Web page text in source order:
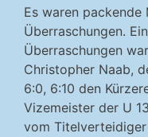
Es waren packende
Überraschungen.
Überraschungen
Christopher Naab,
6:0, 6:10 den
Vizemeister der U
vom